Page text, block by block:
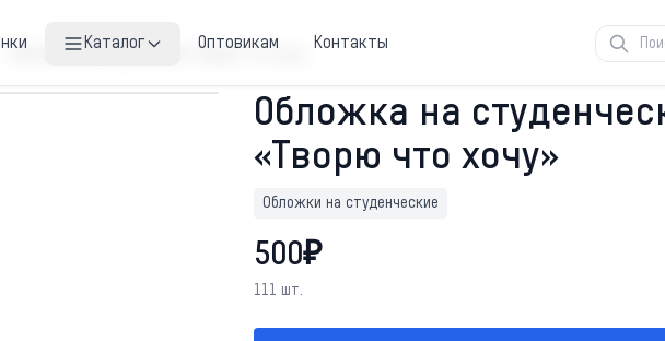
Каталог Оптовикам Контакты
Обложка на студенческий «Творю что хочу»
Обложка на
«Творю что хочу»
Обложки на студенческие
500₽
111 шт.